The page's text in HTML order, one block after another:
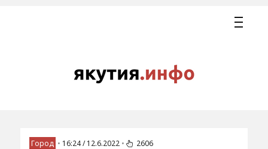
Город • 16:24 / 12.6.2022 • 2606